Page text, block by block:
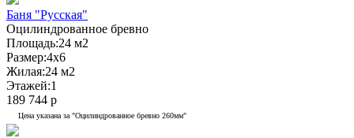
Баня "Русская"
Оцилиндрованное бревно
Площадь:24 м2
Размер:4x6
Жилая:24 м2
Этажей:1
189 744 р
Цена указана за "Оцилиндрованное бревно 260мм"